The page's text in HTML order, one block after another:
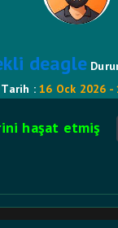
deagle
Tarih :16 Ock 2026 -
haşat etmiş